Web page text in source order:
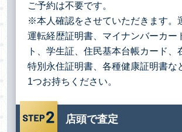
ご予約は不要です。
※本人確認をさせていただきます。
運転経歴証明書、マイナンバーカー
ト、学生証、住民基本台帳カード、
特別永住証明書、各種健康証明書な
1つお持ちください。
店頭で査定